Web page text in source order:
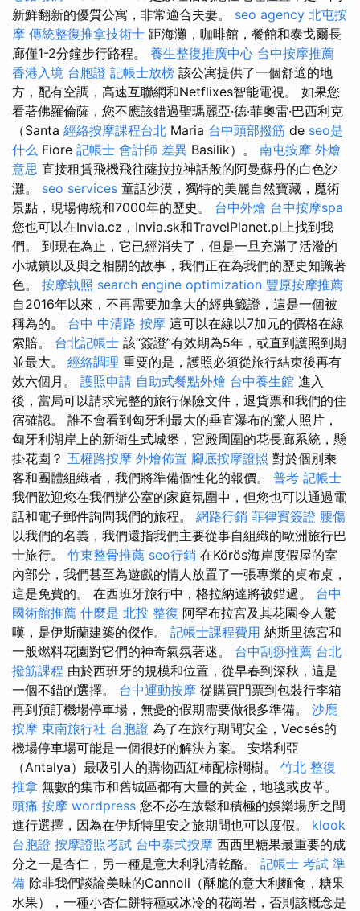
新鮮翻新的優質公寓，非常適合夫妻。 seo agency 北屯按
摩 傳統整復推拿技術士 距海灘，咖啡館，餐館和泰戈爾長
廊僅1-2分鐘步行路程。 養生整復推廣中心 台中按摩推薦
香港入境 台胞證 記帳士放榜 該公寓提供了一個舒適的地
方，配有空調，高速互聯網和Netflixes智能電視。 如果您
看著佛羅倫薩，您不應該錯過聖瑪麗亞·德·菲奧雷·巴西利克
（Santa 經絡按摩課程台北 Maria 台中頭部撥筋 de seo是
什么 Fiore 記帳士 會計師 差異 Basilik）。 南屯按摩 外燴
意思 直接租賃飛機飛往薩拉拉神話般的阿曼蘇丹的白色沙
灘。 seo services 童話沙漠，獨特的美麗自然寶藏，魔術
景點，現場傳統和7000年的歷史。 台中外燴 台中按摩spa
您也可以在Invia.cz，Invia.sk和TravelPlanet.pl上找到我
們。 到現在為止，它已經消失了，但是一旦充滿了活潑的
小城鎮以及與之相關的故事，我們正在為我們的歷史知識著
色。 按摩執照 search engine optimization 豐原按摩推薦
自2016年以來，不再需要加拿大的經典籤證，這是一個被
稱為的。 台中 中清路 按摩 這可以在線以7加元的價格在線
索賠。 台北記帳士 該“簽證”有效期為5年，或直到護照到期
並最大。 經絡調理 重要的是，護照必須從旅行結束後再有
效六個月。 護照申請 自助式餐點外燴 台中養生館 進入
後，當局可以請求完整的旅行保險文件，退貨票和我們的住
宿確認。 誰不會看到匈牙利最大的垂直瀑布的驚人照片，
匈牙利湖岸上的新衛生式城堡，宮殿周圍的花長廊系統，懸
掛花園？ 五權路按摩 外燴佈置 腳底按摩證照 對於個別乘
客和團體組織者，我們將準備個性化的報價。 普考 記帳士
我們歡迎您在我們辦公室的家庭氛圍中，但您也可以通過電
話和電子郵件詢問我們的旅程。 網路行銷 菲律賓簽證 腰傷
以我們的名義，我們還指我們主要從事自組織的歐洲旅行巴
士旅行。 竹東整骨推薦 seo行銷 在Körös海岸度假屋的室
內部分，我們甚至為遊戲的情人放置了一張專業的桌布桌，
這是免費的。 在西班牙旅行中，格拉納達將被錯過。 台中
國術館推薦 什麼是 北投 整復 阿罕布拉宮及其花園令人驚
嘆，是伊斯蘭建築的傑作。 記帳士課程費用 納斯里德宮和
一般燃料花園對它們的神奇氣氛著迷。 台中刮痧推薦 台北
撥筋課程 由於西班牙的規模和位置，從早春到深秋，這是
一個不錯的選擇。 台中運動按摩 從購買門票到包裝行李箱
再到預訂機場停車場，無憂的假期需要做很多準備。 沙鹿
按摩 東南旅行社 台胞證 為了在旅行期間安全，Vecsés的
機場停車場可能是一個很好的解決方案。 安塔利亞
（Antalya）最吸引人的購物西紅柿配棕櫚樹。 竹北 整復
推拿 無數的集市和舊城區都有大量的黃金，地毯或皮革。
頭痛 按摩 wordpress 您不必在放鬆和積極的娛樂場所之間
進行選擇，因為在伊斯特里安之旅期間也可以度假。 klook
台胞證 按摩證照考試 台中泰式按摩 西西里糖果最重要的成
分之一是杏仁，另一種是意大利乳清乾酪。 記帳士 考試 準
備 除非我們談論美味的Cannoli（酥脆的意大利麵食，糖果
水果），一種小杏仁餅特種或冰冷的花崗岩，否則該概念是